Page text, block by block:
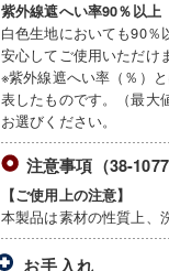
紫外線遮へい率90％以上
白色生地においても90％
安心してご使用いただけ
※紫外線遮へい率（％）
表したものです。（最
お選びください。
注意事項（38-1077
【ご使用上の注意】
本製品は素材の性質上、
お手入れ